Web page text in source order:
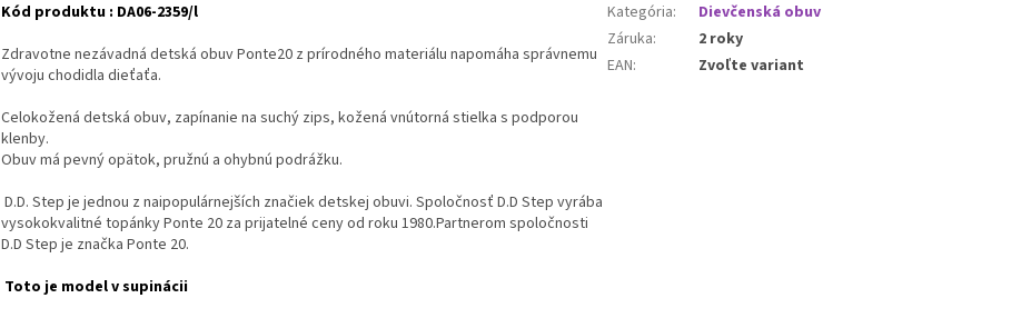
Kód produktu : DA06-2359/l
Zdravotne nezávadná detská obuv Ponte20 z prírodného materiálu napomáha správnemu
vývoju chodidla dieťaťa.
Celokožená detská obuv, zapínanie na suchý zips, kožená vnútorná stielka s podporou
klenby.
Obuv má pevný opätok, pružnú a ohybnú podrážku.
D.D. Step je jednou z naipopulárnejších značiek detskej obuvi. Spoločnosť D.D Step vyrába
vysokokvalitné topánky Ponte 20 za prijatelné ceny od roku 1980.Partnerom spoločnosti
D.D Step je značka Ponte 20.
Toto je model v supinácii
Kategória:
Dievčenská obuv
Záruka:
2 roky
EAN: Zvoľte variant